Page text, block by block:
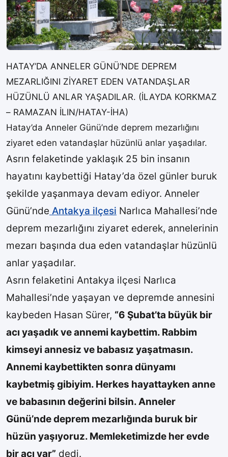
HATAY’DA ANNELER GÜNÜ’NDE DEPREM
MEZARLIĞINI ZİYARET EDEN VATANDAŞLAR
HÜZÜNLÜ ANLAR YAŞADILAR. (İLAYDA KORKMAZ
– RAMAZAN İLIN/HATAY-İHA)
Hatay’da Anneler Günü’nde deprem mezarlığını
ziyaret eden vatandaşlar hüzünlü anlar yaşadılar.
Asrın felaketinde yaklaşık 25 bin insanın
hayatını kaybettiği Hatay’da özel günler buruk
şekilde yaşanmaya devam ediyor. Anneler
Günü’nde Antakya ilçesi Narlıca Mahallesi’nde
deprem mezarlığını ziyaret ederek, annelerinin
mezarı başında dua eden vatandaşlar hüzünlü
anlar yaşadılar.
Asrın felaketini Antakya ilçesi Narlıca
Mahallesi’nde yaşayan ve depremde annesini
kaybeden Hasan Sürer, “6 Şubat’ta büyük bir
acı yaşadık ve annemi kaybettim. Rabbim
kimseyi annesiz ve babasız yaşatmasın.
Annemi kaybettikten sonra dünyamı
kaybetmiş gibiyim. Herkes hayattayken anne
ve babasının değerini bilsin. Anneler
Günü’nde deprem mezarlığında buruk bir
hüzün yaşıyoruz. Memleketimizde her evde
bir acı var” dedi.